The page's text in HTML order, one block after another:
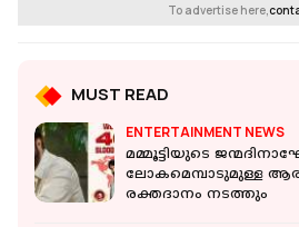
To advertise here,
MUST READ
ENTERTAINMENT NEWS
മമ്മൂട്ടിയുടെ
ലോകമെമ്പാടുമുള്ള
രക്തദാനം നടത്തും